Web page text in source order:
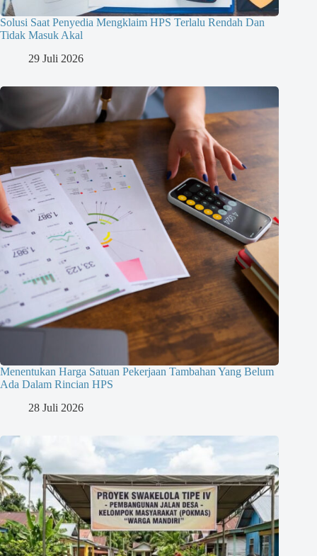
Solusi Saat Penyedia Mengklaim HPS Terlalu Rendah Dan
Tidak Masuk Akal
29 Juli 2026
Menentukan Harga Satuan Pekerjaan Tambahan Yang Belum
Ada Dalam Rincian HPS
28 Juli 2026